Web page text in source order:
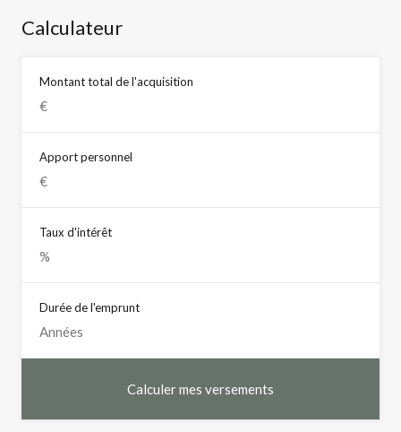
Calculateur
Montant total de l'acquisition
Apport personnel
Taux d'intérêt
Durée de l'emprunt